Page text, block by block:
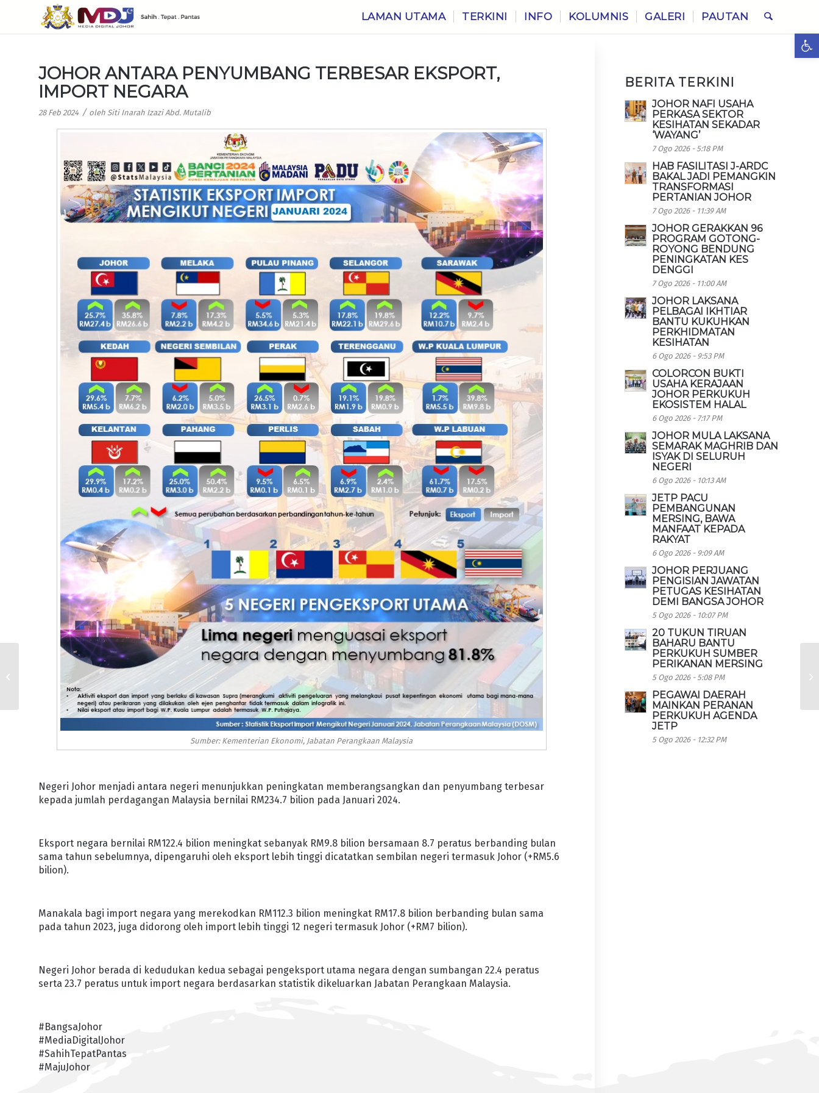
LAMAN UTAMA TERKINI INFO KOLUMNIS GALERI PAUTAN
JOHOR ANTARA PENYUMBANG TERBESAR EKSPORT,
IMPORT NEGARA
28 Feb 2024 / oleh Siti Inarah Izazi Abd. Mutalib
Sumber: Kementerian Ekonomi, Jabatan Perangkaan Malaysia
Negeri Johor menjadi antara negeri menunjukkan peningkatan memberangsangkan dan penyumbang terbesar
kepada jumlah perdagangan Malaysia bernilai RM234.7 bilion pada Januari 2024.
Eksport negara bernilai RM122.4 bilion meningkat sebanyak RM9.8 bilion bersamaan 8.7 peratus berbanding bulan
sama tahun sebelumnya, dipengaruhi oleh eksport lebih tinggi dicatatkan sembilan negeri termasuk Johor (+RM5.6
bilion).
Manakala bagi import negara yang merekodkan RM112.3 bilion meningkat RM17.8 bilion berbanding bulan sama
pada tahun 2023, juga didorong oleh import lebih tinggi 12 negeri termasuk Johor (+RM7 bilion).
Negeri Johor berada di kedudukan kedua sebagai pengeksport utama negara dengan sumbangan 22.4 peratus
serta 23.7 peratus untuk import negara berdasarkan statistik dikeluarkan Jabatan Perangkaan Malaysia.
#BangsaJohor
#MediaDigitalJohor
#SahihTepatPantas
#MajuJohor
BERITA TERKINI
JOHOR NAFI USAHA
PERKASA SEKTOR
KESIHATAN SEKADAR
‘WAYANG’
7 Ogo 2026 - 5:18 PM
HAB FASILITASI J-ARDC
BAKAL JADI PEMANGKIN
TRANSFORMASI
PERTANIAN JOHOR
7 Ogo 2026 - 11:39 AM
JOHOR GERAKKAN 96
PROGRAM GOTONG-
ROYONG BENDUNG
PENINGKATAN KES
DENGGI
7 Ogo 2026 - 11:00 AM
JOHOR LAKSANA
PELBAGAI IKHTIAR
BANTU KUKUHKAN
PERKHIDMATAN
KESIHATAN
6 Ogo 2026 - 9:53 PM
COLORCON BUKTI
USAHA KERAJAAN
JOHOR PERKUKUH
EKOSISTEM HALAL
6 Ogo 2026 - 7:17 PM
JOHOR MULA LAKSANA
SEMARAK MAGHRIB DAN
ISYAK DI SELURUH
NEGERI
6 Ogo 2026 - 10:13 AM
JETP PACU
PEMBANGUNAN
MERSING, BAWA
MANFAAT KEPADA
RAKYAT
6 Ogo 2026 - 9:09 AM
JOHOR PERJUANG
PENGISIAN JAWATAN
PETUGAS KESIHATAN
DEMI BANGSA JOHOR
5 Ogo 2026 - 10:07 PM
20 TUKUN TIRUAN
BAHARU BANTU
PERKUKUH SUMBER
PERIKANAN MERSING
5 Ogo 2026 - 5:08 PM
PEGAWAI DAERAH
MAINKAN PERANAN
PERKUKUH AGENDA
JETP
5 Ogo 2026 - 12:32 PM
PASUKAN JOHOR
BAHRU UNGGULI PIALA
SULTAN JOHOR 2 TAHUN
BERTURUT-TURUT